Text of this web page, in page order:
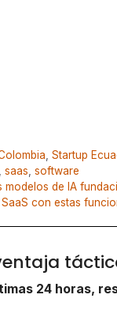
Startup
saas software
de IA
con estas
24 horas,